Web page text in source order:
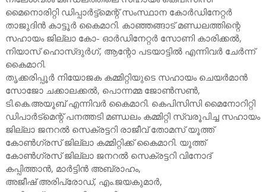
മൈനൊരിറ്റി ഡിപ്പാർട്ട്മെന്റ് സംസ്ഥാന കോർഡിനേറ്റർ
താജുദിൻ കാട്ടൂർ കൈമാറി. കാഞ്ഞങ്ങാട് മണ്ഡലത്തിന്റെ
സഹായം ജില്ലാ കോ- ഓർഡിനേറ്റർ സോണി കാരിക്കൽ,
നിയാസ് ഹൊസ്ദുർഗ്, ആന്റോ പടയാട്ടിൽ എന്നിവർ ചേർന്ന്
കൈമാറി.
തൃക്കരിപ്പൂർ നിയോജക കമ്മിറ്റിയുടെ സഹായം ചെയർമാൻ
സോജോ ചക്കാലക്കൽ, പൊന്നമ്മ ജോൺസൺ,
ടി.കെ.അയൂബ് എന്നിവർ കൈമാറി. കെപിസിസി മൈനോറിറ്റി
ഡിപാർട്മെന്റ് പനത്തടി മണ്ഡലം കമ്മിറ്റി സ്വരൂപിച്ച സഹായം
ജില്ലാ ജനറൽ സെക്രട്ടറി രാജീവ് തോമസ് യൂത്ത്
കോൺഗ്രസ്‌ ജില്ലാ കമ്മിറ്റിക്ക്‌ കൈമാറി. യൂത്ത്
കോൺഗ്രസ്‌ ജില്ലാ ജനറൽ സെക്രട്ടറി വിനോദ്
കപ്പിത്താൻ, മാർട്ടിൻ അബ്രാഹം,
അജീഷ് അരിപ്രോഡ്, എം.ജയകുമാർ,